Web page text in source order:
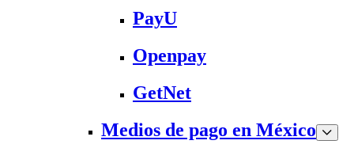
PayU
Openpay
GetNet
Medios de pago en México